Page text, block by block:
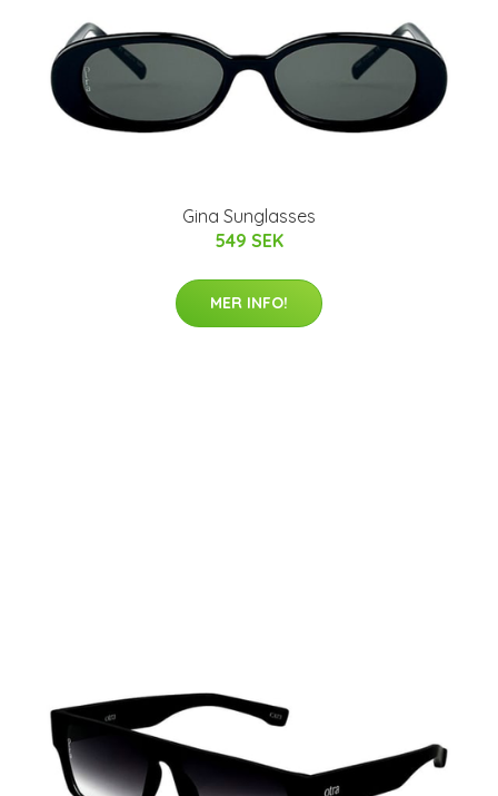
Gina Sunglasses
549 SEK
MER INFO!